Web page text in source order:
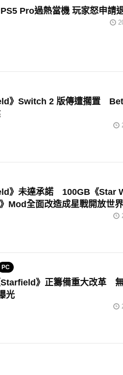
Pro過熱當機 玩家怒申請
》Switch 2 版傳遭擱置
》未達承諾 100GB《Star
Mod全面改造成星戰開放世界
PC
》正籌備重大改革
光